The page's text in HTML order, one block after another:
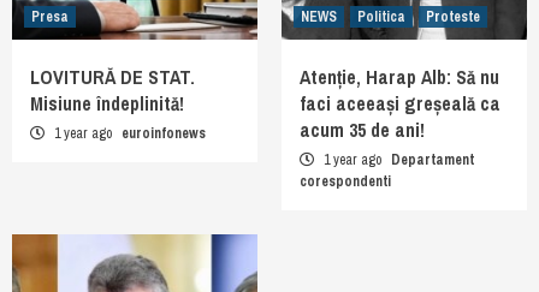
Presa
LOVITURĂ DE STAT.
Misiune îndeplinită!
1 year ago euroinfonews
NEWS
Politica Proteste
Atenție, Harap Alb: Să nu
faci aceeași greșeală ca
acum 35 de ani!
1 year ago Departament
corespondenti